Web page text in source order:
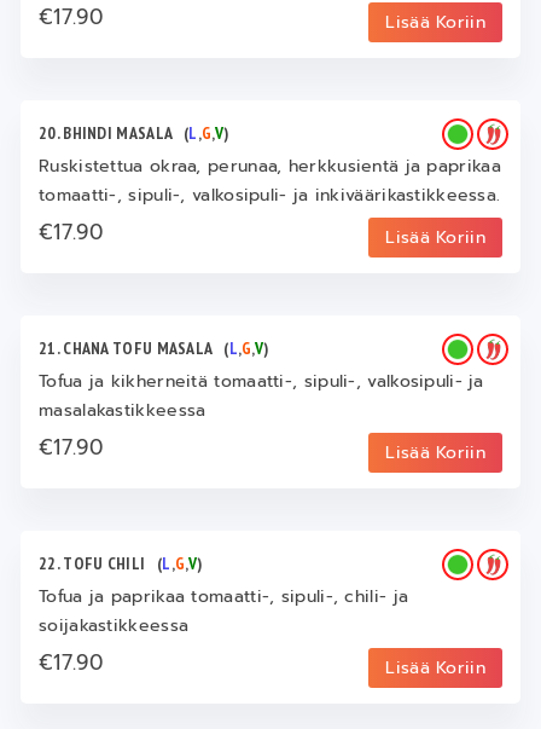
€17.90 Lisää Koriin
20. BHINDI MASALA (L,G,V)
Ruskistettua okraa, perunaa, herkkusientä ja paprikaa
tomaatti-, sipuli-, valkosipuli- ja inkiväärikastikkeessa.
€17.90 Lisää Koriin
21. CHANA TOFU MASALA (L,G,V)
Tofua ja kikherneitä tomaatti-, sipuli-, valkosipuli- ja
masalakastikkeessa
€17.90 Lisää Koriin
22. TOFU CHILI (L,G,V)
Tofua ja paprikaa tomaatti-, sipuli-, chili- ja
soijakastikkeessa
€17.90 Lisää Koriin